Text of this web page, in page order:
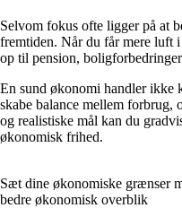
Selvom fokus ofte ligger på at
fremtiden. Når du får mere luft
op til pension,
En sund økonomi handler ikke
skabe balance mellem forbrug,
og realistiske mål kan du
økonomisk frihed.
Sæt dine økonomiske grænser
bedre økonomisk overblik